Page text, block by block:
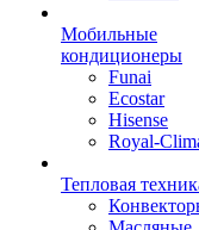
Мобильные
кондиционеры
Funai
Ecostar
Hisense
Royal-
Тепловая